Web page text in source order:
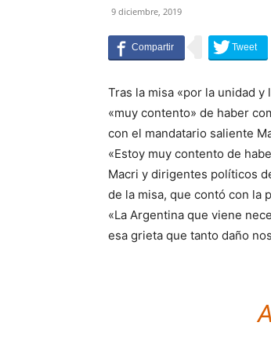
9 diciembre, 2019
Tras la misa «por la unidad
«muy contento» de haber
con el mandatario saliente
«Estoy muy contento de
Macri y dirigentes políticos
de la misa, que contó con la
«La Argentina que viene
esa grieta que tanto daño